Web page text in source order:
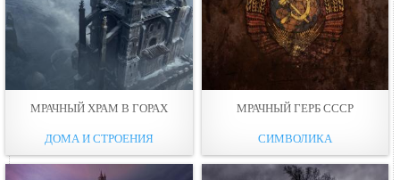
МРАЧНЫЙ ХРАМ В ГОРАХ
ДОМА И СТРОЕНИЯ
МРАЧНЫЙ ГЕРБ СССР
СИМВОЛИКА